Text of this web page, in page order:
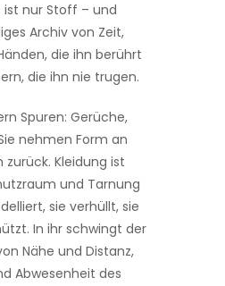
ist nur Stoff – und
Archiv von Zeit,
die ihn berührt
die ihn nie trugen.
Spuren: Gerüche,
nehmen Form an
Kleidung ist
und Tarnung
sie verhüllt, sie
In ihr schwingt der
Nähe und Distanz,
Abwesenheit des